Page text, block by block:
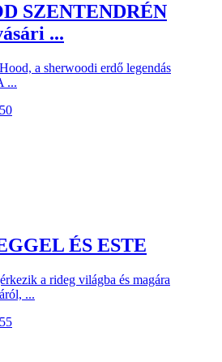
SZENTENDRÉN
...
a sherwoodi erdő legendás
...
ÉS ESTE
a rideg világba és magára
...